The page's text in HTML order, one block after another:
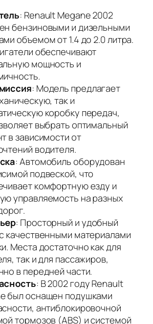
: Renault Megane 2002
бензиновыми и дизельными
объемом от 1.4 до 2.0 литра.
обеспечивают
мощность и
: Модель предлагает
так и
коробку передач,
выбрать оптимальный
в зависимости от
водителя.
: Автомобиль оборудован
подвеской, что
комфортную езду и
управляемость на разных
: Просторный и удобный
качественными материалами
Места достаточно как для
так и для пассажиров,
в передней части.
: В 2002 году Renault
был оснащен подушками
антиблокировочной
тормозов (ABS) и системой